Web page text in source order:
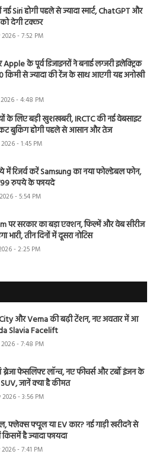
Siri होगी पहले से ज्यादा स्मार्ट, ChatGPT और
देगी टक्कर
- 7:52 PM
के पूर्व डिजाइनरों ने बनाई लग्जरी इलेक्ट्रिक
किमी से ज्यादा की रेंज के साथ आएगी यह अनोखी
- 4:48 PM
के लिए बड़ी खुशखबरी, IRCTC की नई वेबसाइट
बुकिंग होगी पहले से आसान और तेज
- 1:45 PM
रिजर्व करें Samsung का नया फोल्डेबल फोन,
रुपये के फायदे
- 5:54 PM
पर सरकार का बड़ा एक्शन, फिल्में और वेब सीरीज
भारी, तीन दिनों में दूसरा नोटिस
- 2:25 PM
और Verna की बढ़ी टेंशन, नए अवतार में आ
Slavia Facelift
- 7:48 PM
ब्रेजा फेसलिफ्ट लॉन्च, नए फीचर्स और टर्बो इंजन के
जानें क्या है कीमत
- 3:56 PM
फ्लेक्स फ्यूल या EV कार? नई गाड़ी खरीदने से
है ज्यादा फायदा
- 7:41 PM